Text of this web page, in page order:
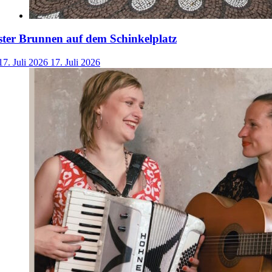
Brunnen auf dem Schinkelplatz
Juli 2026 17. Juli 2026